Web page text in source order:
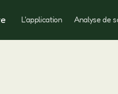
L'application Analyse de